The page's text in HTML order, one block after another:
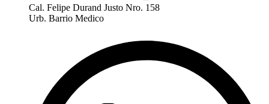
Cal. Felipe Durand Justo Nro. 158
Urb. Barrio Medico